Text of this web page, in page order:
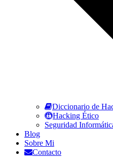
Diccionario de
Hacking Ético
Seguridad
Blog
Sobre Mi
Contacto